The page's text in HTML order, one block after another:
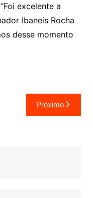
excelente a
Ibaneis Rocha
desse momento
Próximo